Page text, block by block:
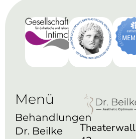
Menü
Behandlungen
Dr. Beilke
Theaterwall